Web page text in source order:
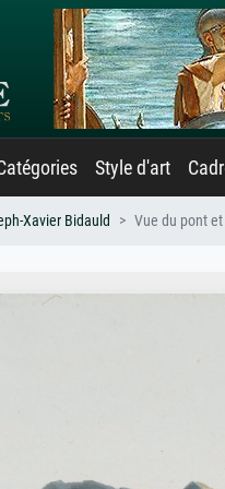
Style d'art
Xavier Bidauld Vue du pont